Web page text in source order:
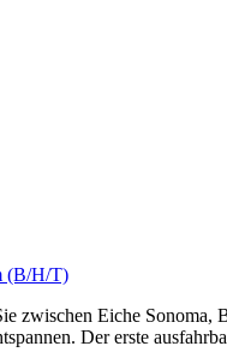
(B/H/T)
zwischen Eiche Sonoma,
Der erste